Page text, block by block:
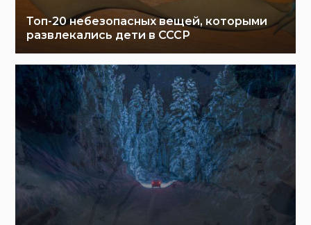
Топ-20 небезопасных вещей, которыми
развлекались дети в СССР